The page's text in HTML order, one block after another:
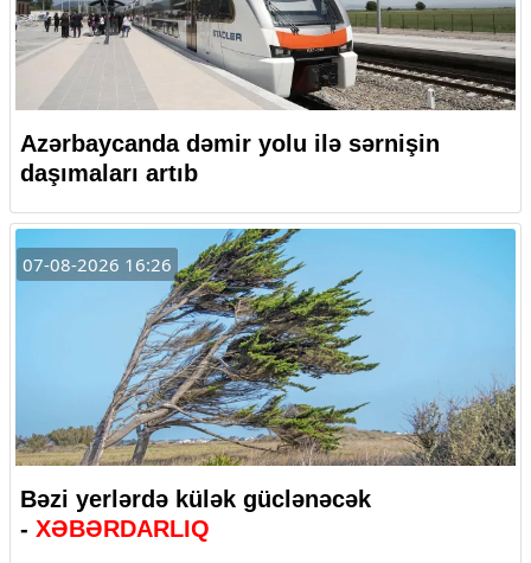
Azərbaycanda dəmir yolu ilə sərnişin
daşımaları artıb
07-08-2026 16:26
Bəzi yerlərdə külək güclənəcək
- XƏBƏRDARLIQ